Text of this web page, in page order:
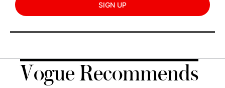
SIGN UP
Vogue Recommends